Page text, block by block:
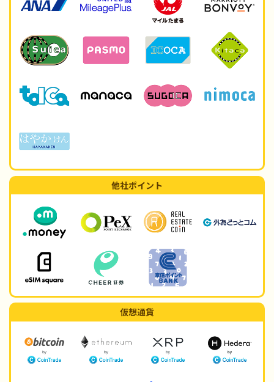
他社ポイント
仮想通貨